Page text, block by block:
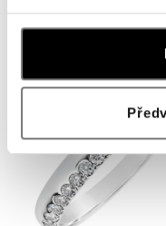
od 24 229 Kč